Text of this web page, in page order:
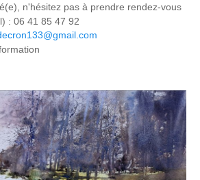
n'hésitez pas à prendre rendez-vous
: 06 41 85 47 92